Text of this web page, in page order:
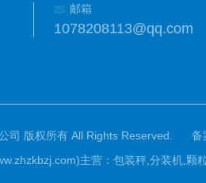
邮箱
1078208113@qq.com
司 版权所有 All Rights Reserved.
备
主营： 包装秤,分装机,颗